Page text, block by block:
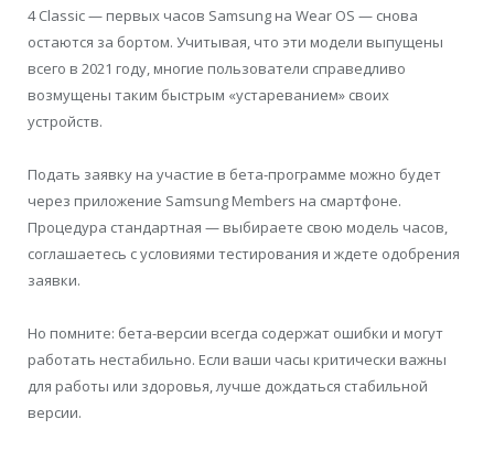
4 Classic — первых часов Samsung на Wear OS — снова
остаются за бортом. Учитывая, что эти модели выпущены
всего в 2021 году, многие пользователи справедливо
возмущены таким быстрым «устареванием» своих
устройств.
Подать заявку на участие в бета-программе можно будет
через приложение Samsung Members на смартфоне.
Процедура стандартная — выбираете свою модель часов,
соглашаетесь с условиями тестирования и ждете одобрения
заявки.
Но помните: бета-версии всегда содержат ошибки и могут
работать нестабильно. Если ваши часы критически важны
для работы или здоровья, лучше дождаться стабильной
версии.